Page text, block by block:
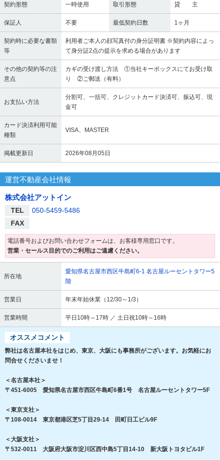
契約形態 一時使用 取引形態 貸 主
保証人 不要 最低契約日数 1ヶ月
契約時に必要な書類
等
利用者ご本人の顔写真付の身分証明書 ※契約内容によっ
て身分証2点の提示を求める場合があります
その他の契約等の注
意点
カギの受け渡し方法 ①当社キーボックスにてお受け取
り ②ご郵送（有料）
お支払い方法
分割可、一括可、クレジットカード決済可、振込可、現
金可
カード決済利用可能
種類
VISA、MASTER
掲載更新日 2026年08月05日
運営不動産会社情報
株式会社アットイン
TEL
050-5459-5486
FAX
電話番号およびお問い合わせフォームは、お客様専用窓口です。
営業・セールス目的でのご利用はご遠慮ください。
所在地
愛知県名古屋市西区牛島町6-1 名古屋ルーセントタワー5
階
営業日 年末年始休業（12/30～1/3）
営業時間 平日10時～17時 ／ 土日祝10時～16時
オススメコメント
弊社は名古屋本社をはじめ、東京、大阪にも事務所がございます。お気軽にお
問合せくださいませ！
＜名古屋本社＞
〒451-6005 愛知県名古屋市西区牛島町6番1号 名古屋ルーセントタワー5F
＜東京支社＞
〒108-0014 東京都港区芝5丁目29-14 田町日工ビル9F
＜大阪支社＞
〒532-0011 大阪府大阪市淀川区西中島5丁目14-10 新大阪トヨタビル1F